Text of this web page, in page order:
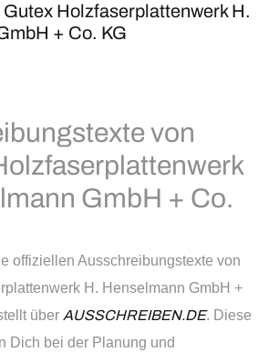
Holzfaserplattenwerk H.
+ Co. KG
von
GmbH + Co.
offiziellen Ausschreibungstexte von
H. Henselmann GmbH +
über AUSSCHREIBEN.DE. Diese
Dich bei der Planung und